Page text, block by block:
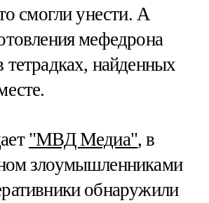
смогли унести. А
мефедрона
тетрадках, найденных
"МВД Медиа", в
злоумышленниками
обнаружили